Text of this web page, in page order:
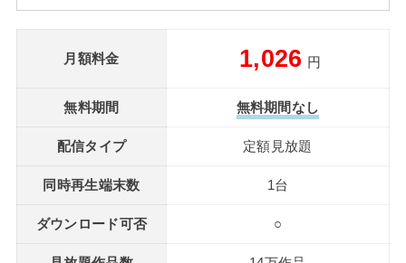
月額料金 1,026 円
無料期間 無料期間なし
配信タイプ 定額見放題
同時再生端末数 1台
ダウンロード可否 ○